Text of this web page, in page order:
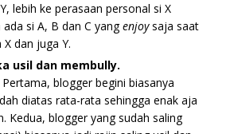
lebih ke perasaan personal si X
si A, B dan C yangenjoysaja saat
dan juga Y.
usil dan membully.
blogger begini biasanya
diatas rata-rata sehingga enak aja
Kedua, blogger yang sudah saling